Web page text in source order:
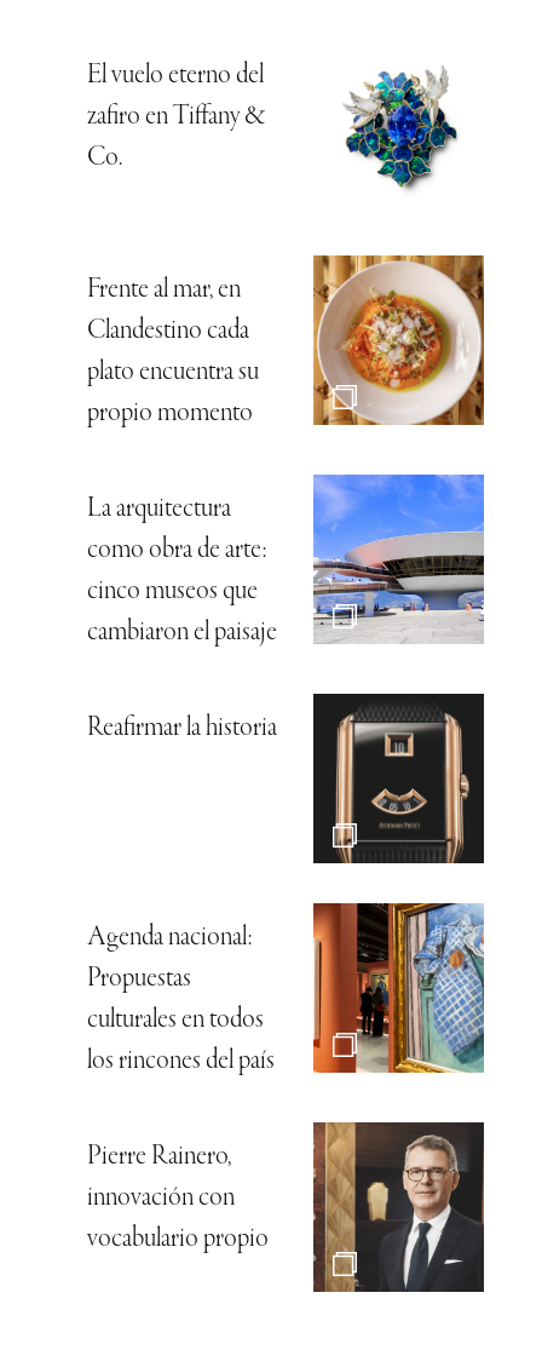
El vuelo eterno del
zafiro en Tiffany &
Co.
Frente al mar, en
Clandestino cada
plato encuentra su
propio momento
La arquitectura
como obra de arte:
cinco museos que
cambiaron el paisaje
Reafirmar la historia
Agenda nacional:
Propuestas
culturales en todos
los rincones del país
Pierre Rainero,
innovación con
vocabulario propio